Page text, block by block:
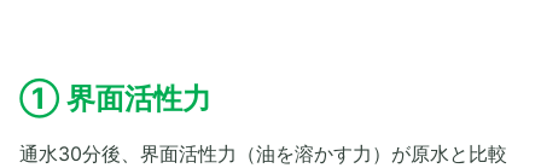
① 界面活性力
通水30分後、界面活性力（油を溶かす力）が原水と比較